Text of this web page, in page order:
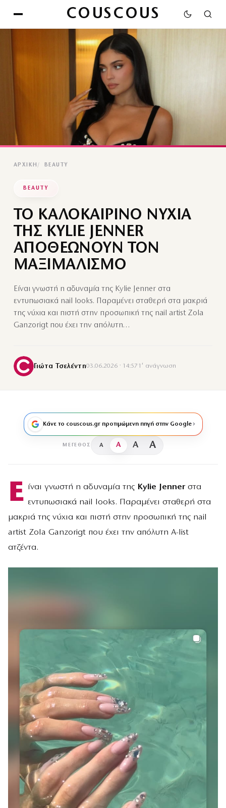
COUSCOUS
ΑΡΧΙΚΉ BEAUTY
BEAUTY
ΤΟ ΚΑΛΟΚΑΙΡΙΝΟ ΝΥΧΙΑ
ΤΗΣ KYLIE JENNER
ΑΠΟΘΕΩΝΟΥΝ ΤΟΝ
ΜΑΞΙΜΑΛΙΣΜΟ
Είναι γνωστή η αδυναμία της Kylie Jenner στα
εντυπωσιακά nail looks. Παραμένει σταθερή στα μακριά
της νύχια και πιστή στην προσωπική της nail artist Zola
Ganzorigt που έχει την απόλυτη…
Γιώτα Τσελέντη03.06.2026 · 14:57·1′ ανάγνωση
Κάνε το couscous.gr προτιμώμενη πηγή στην Google
ΜΈΓΕΘΟΣ A A A A
Ε ίναι γνωστή η αδυναμία της Kylie Jennerστα
εντυπωσιακά nail looks. Παραμένει σταθερή στα
μακριά της νύχια και πιστή στην προσωπική της nail
artist Zola Ganzorigt που έχει την απόλυτη A-list
ατζέντα.